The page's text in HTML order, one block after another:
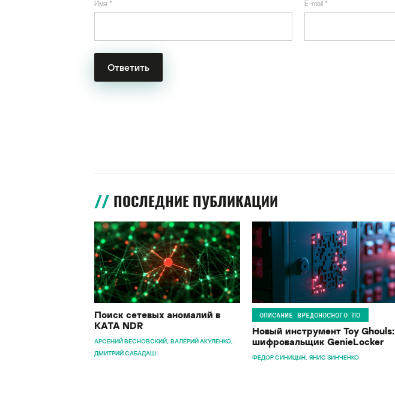
Имя * E-mail *
ПОСЛЕДНИЕ ПУБЛИКАЦИИ
Поиск сетевых аномалий в
KATA NDR
АРСЕНИЙ ВЕСНОВСКИЙ ВАЛЕРИЙ АКУЛЕНКО
ДМИТРИЙ САБАДАШ
ОПИСАНИЕ ВРЕДОНОСНОГО ПО
Новый инструмент Toy Ghouls:
шифровальщик GenieLocker
ФЕДОР СИНИЦЫН ЯНИС ЗИНЧЕНКО